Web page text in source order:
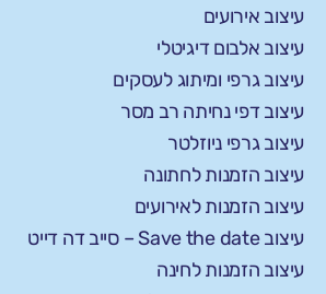
עיצוב אירועים
עיצוב אלבום דיגיטלי
עיצוב גרפי ומיתוג לעסקים
עיצוב דפי נחיתה רב מסר
עיצוב גרפי ניוזלטר
עיצוב הזמנות לחתונה
עיצוב הזמנות לאירועים
עיצוב Save the date – סייב דה דייט
עיצוב הזמנות לחינה